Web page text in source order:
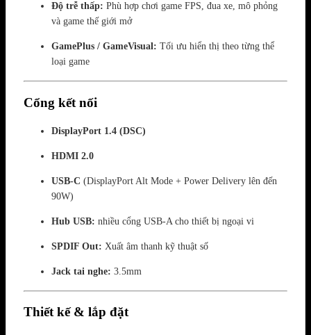
Độ trễ thấp: Phù hợp chơi game FPS, đua xe, mô phỏng
và game thế giới mở
GamePlus / GameVisual: Tối ưu hiển thị theo từng thể
loại game
Cổng kết nối
DisplayPort 1.4 (DSC)
HDMI 2.0
USB-C (DisplayPort Alt Mode + Power Delivery lên đến
90W)
Hub USB: nhiều cổng USB-A cho thiết bị ngoại vi
SPDIF Out: Xuất âm thanh kỹ thuật số
Jack tai nghe: 3.5mm
Thiết kế & lắp đặt